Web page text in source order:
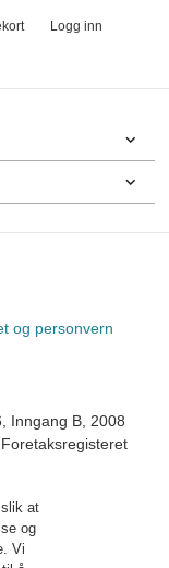
Logg inn
og personvern
Inngang B, 2008
at
og
Vi